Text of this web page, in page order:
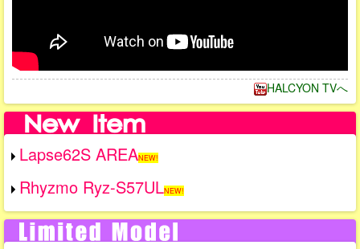
HALCYON TVへ
Lapse62S AREANEW!
Rhyzmo Ryz-S57ULNEW!